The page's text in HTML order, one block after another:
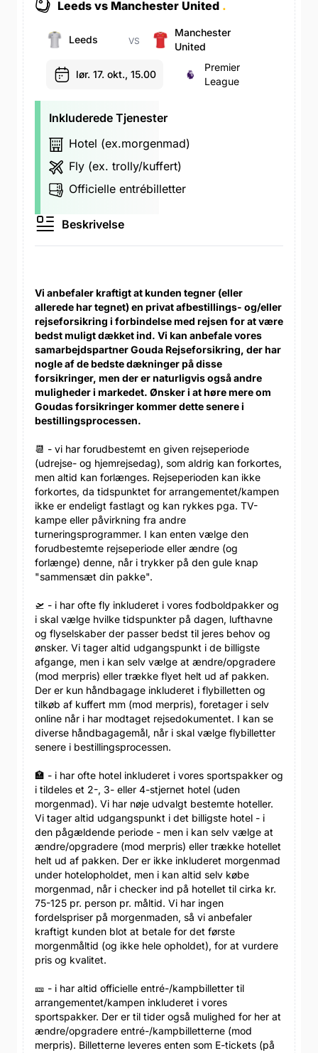
Leeds vs Manchester United .
Leeds VS
Manchester
United
lør. 17. okt., 15.00
Premier
League
Inkluderede Tjenester
Hotel (ex.morgenmad)
Fly (ex. trolly/kuffert)
Officielle entrébilletter
Beskrivelse
Vi anbefaler kraftigt at kunden tegner (eller
allerede har tegnet) en privat afbestillings- og/eller
rejseforsikring i forbindelse med rejsen for at være
bedst muligt dækket ind. Vi kan anbefale vores
samarbejdspartner Gouda Rejseforsikring, der har
nogle af de bedste dækninger på disse
forsikringer, men der er naturligvis også andre
muligheder i markedet. Ønsker i at høre mere om
Goudas forsikringer kommer dette senere i
bestillingsprocessen.
📆 - vi har forudbestemt en given rejseperiode
(udrejse- og hjemrejsedag), som aldrig kan forkortes,
men altid kan forlænges. Rejseperioden kan ikke
forkortes, da tidspunktet for arrangementet/kampen
ikke er endeligt fastlagt og kan rykkes pga. TV-
kampe eller påvirkning fra andre
turneringsprogrammer. I kan enten vælge den
forudbestemte rejseperiode eller ændre (og
forlænge) denne, når i trykker på den gule knap
"sammensæt din pakke".
🛫 - i har ofte fly inkluderet i vores fodboldpakker og
i skal vælge hvilke tidspunkter på dagen, lufthavne
og flyselskaber der passer bedst til jeres behov og
ønsker. Vi tager altid udgangspunkt i de billigste
afgange, men i kan selv vælge at ændre/opgradere
(mod merpris) eller trække flyet helt ud af pakken.
Der er kun håndbagage inkluderet i flybilletten og
tilkøb af kuffert mm (mod merpris), foretager i selv
online når i har modtaget rejsedokumentet. I kan se
diverse håndbagagemål, når i skal vælge flybilletter
senere i bestillingsprocessen.
🏣 - i har ofte hotel inkluderet i vores sportspakker og
i tildeles et 2-, 3- eller 4-stjernet hotel (uden
morgenmad). Vi har nøje udvalgt bestemte hoteller.
Vi tager altid udgangspunkt i det billigste hotel - i
den pågældende periode - men i kan selv vælge at
ændre/opgradere (mod merpris) eller trække hotellet
helt ud af pakken. Der er ikke inkluderet morgenmad
under hotelopholdet, men i kan altid selv købe
morgenmad, når i checker ind på hotellet til cirka kr.
75-125 pr. person pr. måltid. Vi har ingen
fordelspriser på morgenmaden, så vi anbefaler
kraftigt kunden blot at betale for det første
morgenmåltid (og ikke hele opholdet), for at vurdere
pris og kvalitet.
🎫 - i har altid officielle entré-/kampbilletter til
arrangementet/kampen inkluderet i vores
sportspakker. Der er til tider også mulighed for her at
ændre/opgradere entré-/kampbilletterne (mod
merpris). Billetterne leveres enten som E-tickets (på